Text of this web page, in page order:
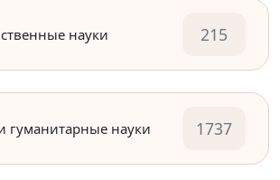
науки 215
гуманитарные науки 1737